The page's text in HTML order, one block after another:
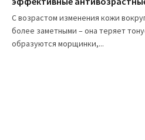
С возрастом изменения кожи
более заметными – она теряет
образуются морщинки,...